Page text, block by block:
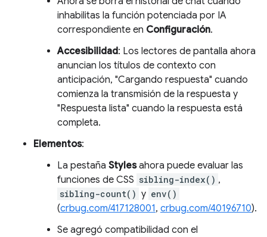
inhabilitas la función potenciada por IA
correspondiente en Configuración.
Accesibilidad: Los lectores de pantalla ahora
anuncian los títulos de contexto con
anticipación, "Cargando respuesta" cuando
comienza la transmisión de la respuesta y
"Respuesta lista" cuando la respuesta está
completa.
Elementos:
La pestaña Stylesahora puede evaluar las
funciones de CSS sibling-index() ,
sibling-count() y env()
(crbug.com/417128001, crbug.com/40196710).
Se agregó compatibilidad con el